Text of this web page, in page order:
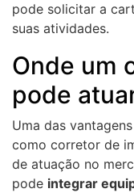
pode solicitar a
suas atividades.
Onde um
pode
Uma das
como corretor de
de atuação no
pode integrar